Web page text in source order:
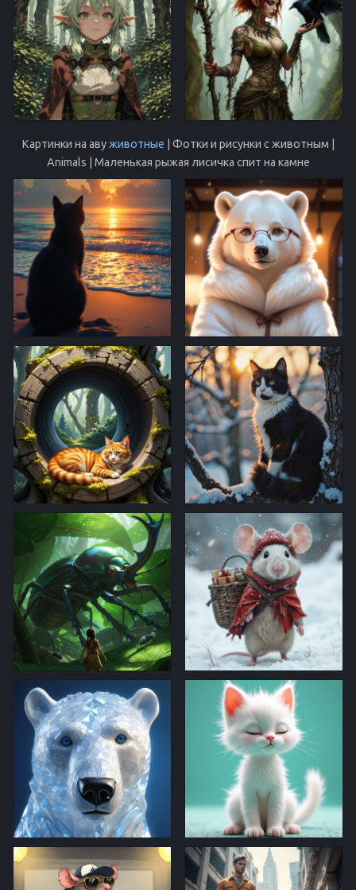
Картинки на авуживотные | Фотки и рисунки с животным |
Animals | Маленькая рыжая лисичка спит на камне